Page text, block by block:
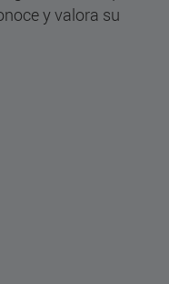
y valora su